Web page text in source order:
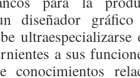
diseñador
a sus
conocimientos